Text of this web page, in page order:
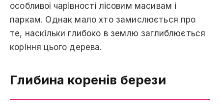
особливої чарівності лісовим масивам і
паркам. Однак мало хто замислюється про
те, наскільки глибоко в землю заглиблюється
коріння цього дерева.
Глибина коренів берези